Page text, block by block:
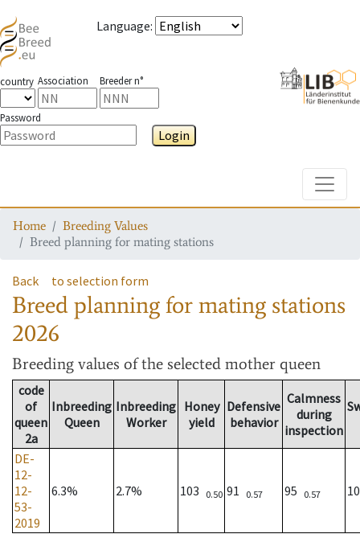
Language:
country Association Breeder n°
Password
Login
Home
Breeding Values
Breed planning for mating stations
Back to selection form
Breed planning for mating stations
2026
Breeding values of the selected mother queen
code
of
queen
2a
Inbreeding
Queen
Inbreeding
Worker
Honey
yield
Defensive
behavior
Calmness
during
inspection
DE-
12-
12-
53-
2019
6.3% 2.7% 103 0.50 91 0.57 95 0.57